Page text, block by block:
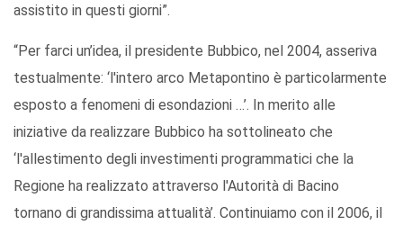
assistito in questi giorni”.
“Per farci un’idea, il presidente Bubbico, nel 2004, asseriva
testualmente: ‘l'intero arco Metapontino è particolarmente
esposto a fenomeni di esondazioni …’. In merito alle
iniziative da realizzare Bubbico ha sottolineato che
‘l'allestimento degli investimenti programmatici che la
Regione ha realizzato attraverso l'Autorità di Bacino
tornano di grandissima attualità’. Continuiamo con il 2006, il